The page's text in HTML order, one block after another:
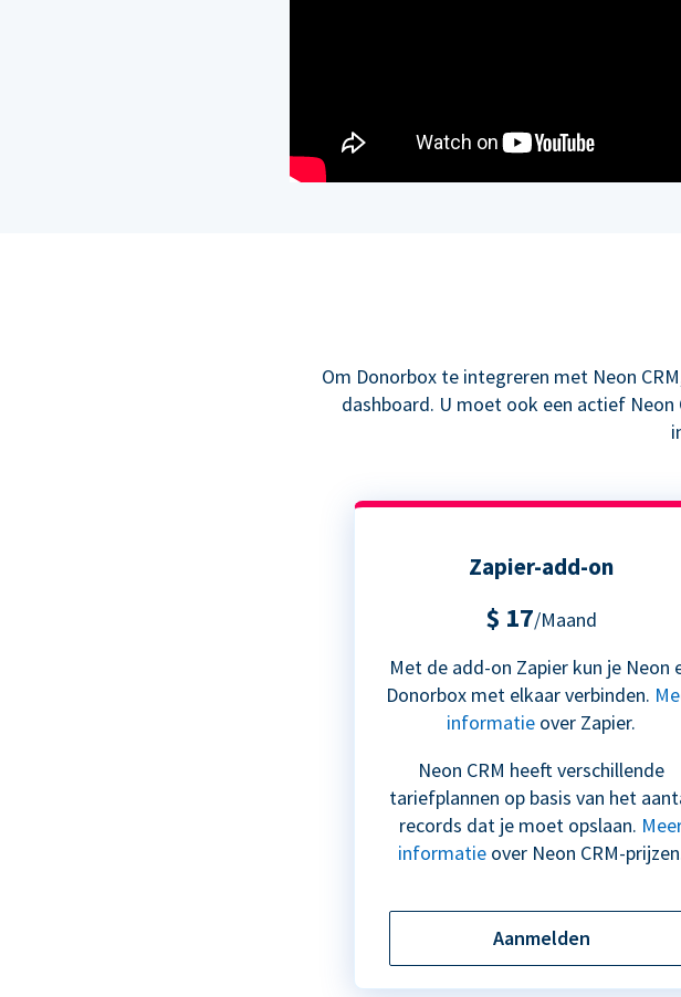
Om Donorbox te integreren met Neon
dashboard. U moet ook een actief Neon
Zapier-add-on
$ 17/Maand
Met de add-on Zapier kun je Neon
Donorbox met elkaar verbinden.
informatie over Zapier.
Neon CRM heeft verschillende
tariefplannen op basis van het
records dat je moet opslaan.
informatie over Neon CRM-
Aanmelden